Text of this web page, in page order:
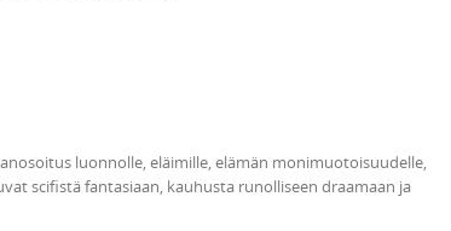
luonnolle, eläimille, elämän monimuotoisuudelle,
scifistä fantasiaan, kauhusta runolliseen draamaan ja